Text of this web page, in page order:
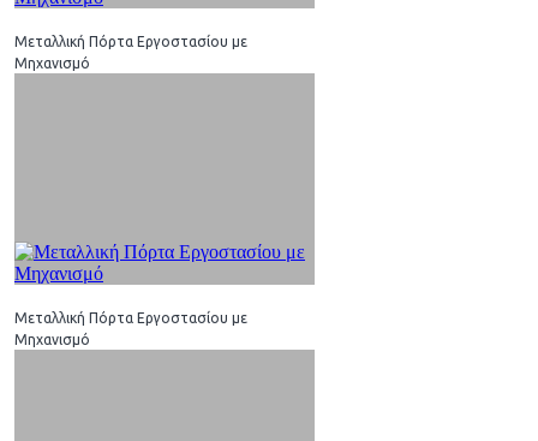
Μεταλλική Πόρτα Εργοστασίου με
Μηχανισμό
Μεταλλική Πόρτα Εργοστασίου με
Μηχανισμό